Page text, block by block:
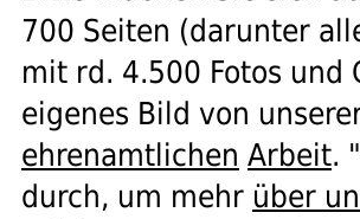
700 Seiten (darunter
mit rd. 4.500 Fotos und
eigenes Bild von
ehrenamtlichen Arbeit. "
durch, um mehr über